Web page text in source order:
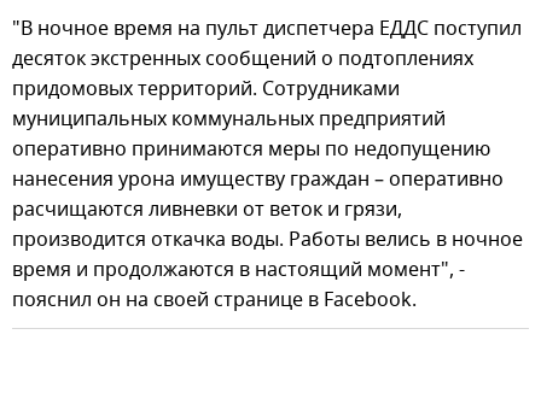
"В ночное время на пульт диспетчера ЕДДС поступил
десяток экстренных сообщений о подтоплениях
придомовых территорий. Сотрудниками
муниципальных коммунальных предприятий
оперативно принимаются меры по недопущению
нанесения урона имуществу граждан – оперативно
расчищаются ливневки от веток и грязи,
производится откачка воды. Работы велись в ночное
время и продолжаются в настоящий момент", -
пояснил он на своей странице в Facebook.